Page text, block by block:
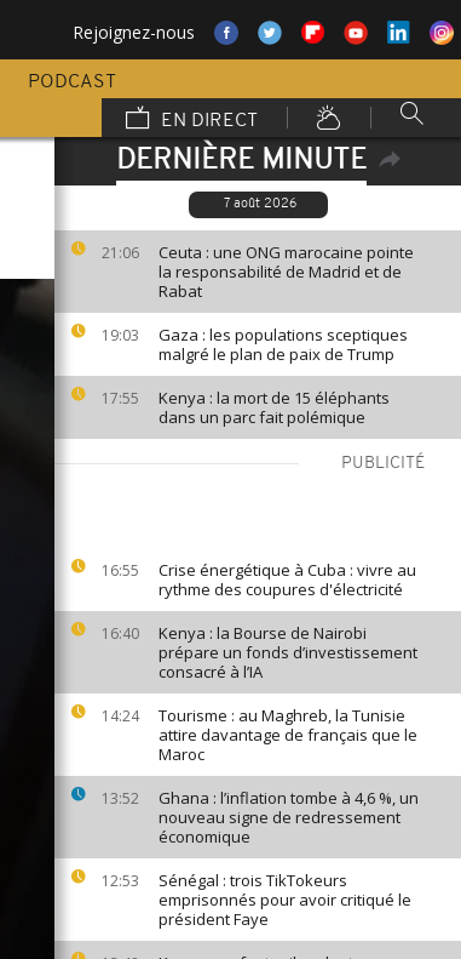
Rejoignez-nous
PODCAST
EN DIRECT
DERNIÈRE MINUTE
7 août 2026
21:06
Ceuta : une ONG marocaine pointe
la responsabilité de Madrid et de
Rabat
19:03
Gaza : les populations sceptiques
malgré le plan de paix de Trump
17:55
Kenya : la mort de 15 éléphants
dans un parc fait polémique
PUBLICITÉ
16:55
Crise énergétique à Cuba : vivre au
rythme des coupures d'électricité
16:40
Kenya : la Bourse de Nairobi
prépare un fonds d’investissement
consacré à l’IA
14:24
Tourisme : au Maghreb, la Tunisie
attire davantage de français que le
Maroc
13:52
Ghana : l’inflation tombe à 4,6 %, un
nouveau signe de redressement
économique
12:53
Sénégal : trois TikTokeurs
emprisonnés pour avoir critiqué le
président Faye